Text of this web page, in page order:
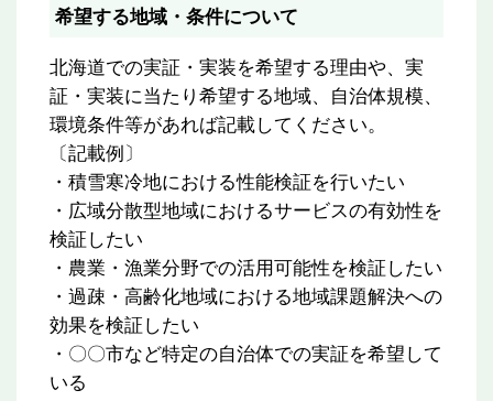
希望する地域・条件について
北海道での実証・実装を希望する理由や、実
証・実装に当たり希望する地域、自治体規模、
環境条件等があれば記載してください。
〔記載例〕
・積雪寒冷地における性能検証を行いたい
・広域分散型地域におけるサービスの有効性を
検証したい
・農業・漁業分野での活用可能性を検証したい
・過疎・高齢化地域における地域課題解決への
効果を検証したい
・〇〇市など特定の自治体での実証を希望して
いる